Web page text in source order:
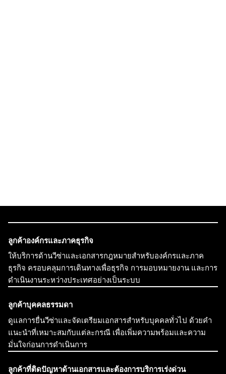
ลูกค้าองค์กรและภาคธุรกิจ
ให้บริการด้านวีซ่าและเอกสารกฎหมายสำหรับองค์กรและภาค
ธุรกิจ ครอบคลุมการเดินทางเพื่อธุรกิจ การมอบหมายงาน และการ
ดำเนินงานระหว่างประเทศอย่างเป็นระบบ
ลูกค้าบุคคลธรรมดา
ดูแลการยื่นวีซ่าและจัดเตรียมเอกสารสำหรับบุคคลทั่วไป ด้วยคำ
แนะนำที่เหมาะสมกับแต่ละกรณี เพื่อเพิ่มความพร้อมและความ
มั่นใจก่อนการดำเนินการ
ลูกค้าที่ติดปัญหาด้านเอกสารและต้องการบริการเร่งด่วน